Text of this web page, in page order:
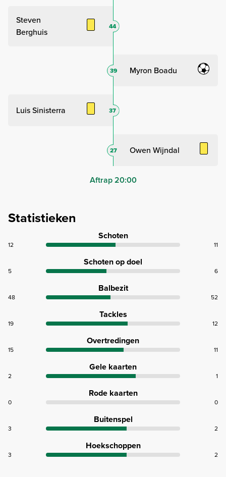
Steven
Berghuis
44
Myron Boadu
39
Luis Sinisterra 37
Owen Wijndal
27
Aftrap 20:00
Statistieken
Schoten
12 11
Schoten op doel
5 6
Balbezit
48 52
Tackles
19 12
Overtredingen
15 11
Gele kaarten
2 1
Rode kaarten
0 0
Buitenspel
3 2
Hoekschoppen
3 2